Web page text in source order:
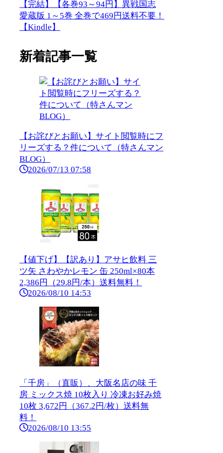
【完結】【各巻93～94円】異戦国志
愛蔵版 1～5巻 全巻で469円送料不要！
【Kindle】
新着記事一覧
【お詫びとお願い】サイト閲覧時にフ
リーズする？件について（特さんマン
BLOG）
2026/07/13 07:58
【値下げ】【訳あり】アサヒ飲料 三
ツ矢 さわやかレモン 缶 250ml×80本
2,386円（29.8円/本）送料無料！
2026/08/10 14:53
「千房」（直販）、大阪名店の味 千
房 ミックス焼 10枚入り 冷凍お好み焼
10枚 3,672円（367.2円/枚）送料無
料！
2026/08/10 13:55